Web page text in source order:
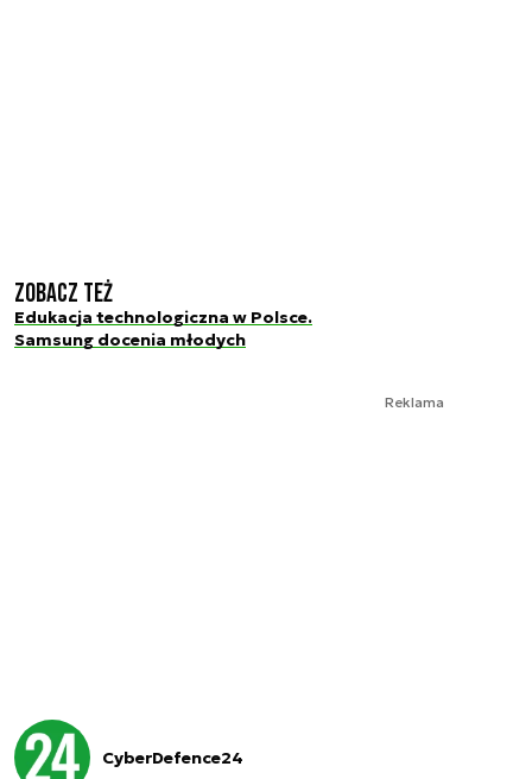
Zobacz też
Edukacja technologiczna w Polsce.
Samsung docenia młodych
Reklama
CyberDefence24